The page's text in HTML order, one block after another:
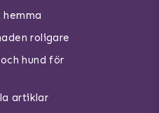
hemma
roligare
hund för
artiklar